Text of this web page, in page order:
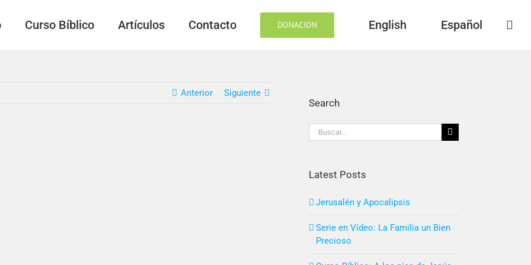
Curso Bíblico Artículos Contacto DONACION English Español
Anterior Siguiente
Search
Buscar:
Latest Posts
Jerusalén y Apocalipsis
Serie en Vídeo: La Familia un Bien
Precioso